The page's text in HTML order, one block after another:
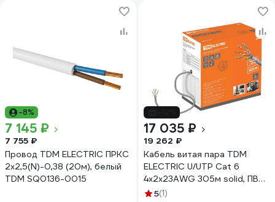
-8%
7 145 ₽
7 755 ₽
Провод TDM ELECTRIC ПРКС
2x2,5(N)-0,38 (20м), белый
TDM SQ0136-0015
17 035 ₽
19 262 ₽
Кабель витая пара TDM
ELECTRIC U/UTP Cat 6
4х2х23AWG 305м solid, ПВХ,
серый SQ0107-0103
5(1)